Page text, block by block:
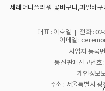
세레머니플라워-꽃바구니,과일바
대표 : 이호열 전화 :
이메일 :
사업자 등록
통신판매신고번호
개인정보
주소 : 서울특별시